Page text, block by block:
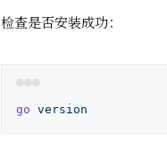
检查是否安装成功：
go version